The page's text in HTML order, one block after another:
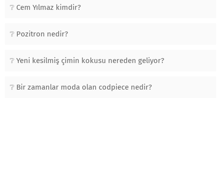
Cem Yılmaz kimdir?
Pozitron nedir?
Yeni kesilmiş çimin kokusu nereden geliyor?
Bir zamanlar moda olan codpiece nedir?